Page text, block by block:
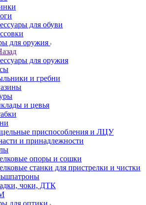
для обуви
для оружия
для оружия
и гребни
и цевья
приспособления и ЛЦУ
и принадлежности
опоры и сошки
станки для пристрелки и чистки
чоки, ДТК
для оптики